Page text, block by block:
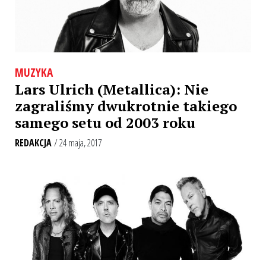
MUZYKA
Lars Ulrich (Metallica): Nie
zagraliśmy dwukrotnie takiego
samego setu od 2003 roku
REDAKCJA/ 24 maja, 2017